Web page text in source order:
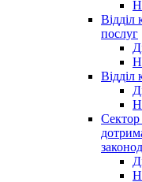
Відділ
послуг
Відділ